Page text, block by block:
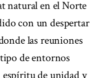
natural en el Norte
con un despertar
las reuniones
de entornos